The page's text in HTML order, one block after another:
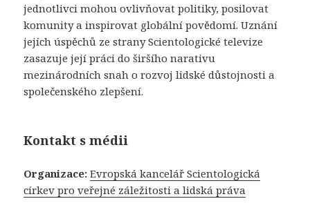
jednotlivci mohou ovlivňovat politiky, posilovat
komunity a inspirovat globální povědomí. Uznání
jejích úspěchů ze strany Scientologické televize
zasazuje její práci do širšího narativu
mezinárodních snah o rozvoj lidské důstojnosti a
společenského zlepšení.
Kontakt s médii
Organizace: Evropská kancelář Scientologická
církev pro veřejné záležitosti a lidská práva